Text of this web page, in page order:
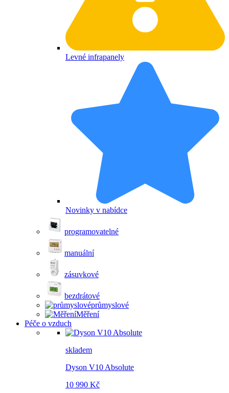
Levné infrapanely
Novinky v nabídce
programovatelné
manuální
zásuvkové
bezdrátové
průmyslové
Měření
Péče o vzduch
skladem
Dyson V10 Absolute
10 990 Kč